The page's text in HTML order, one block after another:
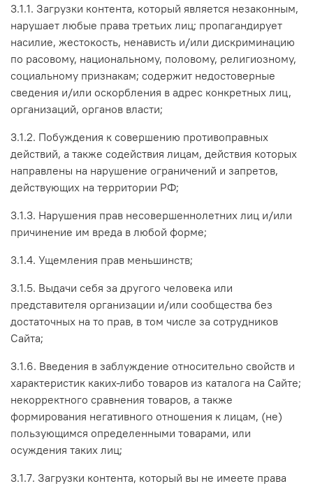
3.1.1. Загрузки контента, который является незаконным,
нарушает любые права третьих лиц; пропагандирует
насилие, жестокость, ненависть и/или дискриминацию
по расовому, национальному, половому, религиозному,
социальному признакам; содержит недостоверные
сведения и/или оскорбления в адрес конкретных лиц,
организаций, органов власти;
3.1.2. Побуждения к совершению противоправных
действий, а также содействия лицам, действия которых
направлены на нарушение ограничений и запретов,
действующих на территории РФ;
3.1.3. Нарушения прав несовершеннолетних лиц и/или
причинение им вреда в любой форме;
3.1.4. Ущемления прав меньшинств;
3.1.5. Выдачи себя за другого человека или
представителя организации и/или сообщества без
достаточных на то прав, в том числе за сотрудников
Сайта;
3.1.6. Введения в заблуждение относительно свойств и
характеристик каких-либо товаров из каталога на Сайте;
некорректного сравнения товаров, а также
формирования негативного отношения к лицам, (не)
пользующимся определенными товарами, или
осуждения таких лиц;
3.1.7. Загрузки контента, который вы не имеете права